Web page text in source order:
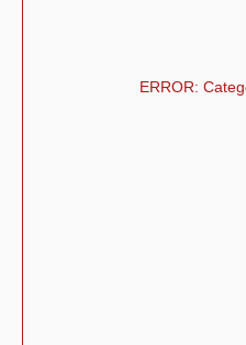
ERROR: